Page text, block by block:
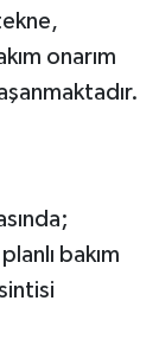
onarım
bakım